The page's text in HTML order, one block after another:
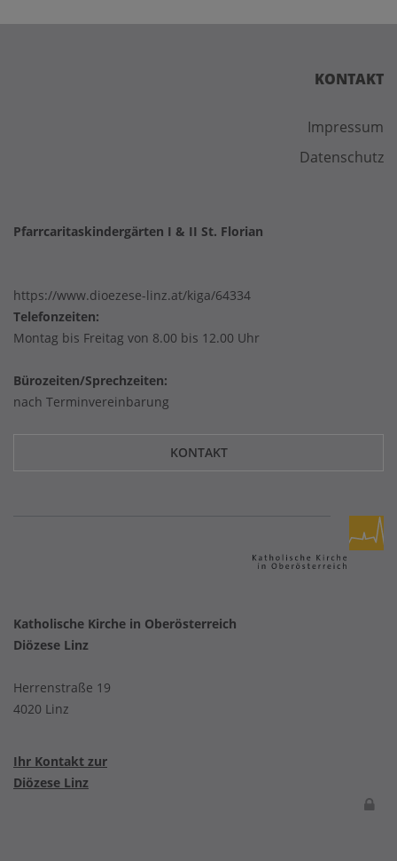
KONTAKT
Impressum
Datenschutz
Pfarrcaritaskindergärten I & II St. Florian
https://www.dioezese-linz.at/kiga/64334
Telefonzeiten:
Montag bis Freitag von 8.00 bis 12.00 Uhr
Bürozeiten/Sprechzeiten:
nach Terminvereinbarung
KONTAKT
Katholische Kirche in Oberösterreich
Diözese Linz
Herrenstraße 19
4020 Linz
Ihr Kontakt zur
Diözese Linz